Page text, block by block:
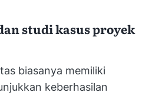
studi kasus proyek
biasanya memiliki
keberhasilan